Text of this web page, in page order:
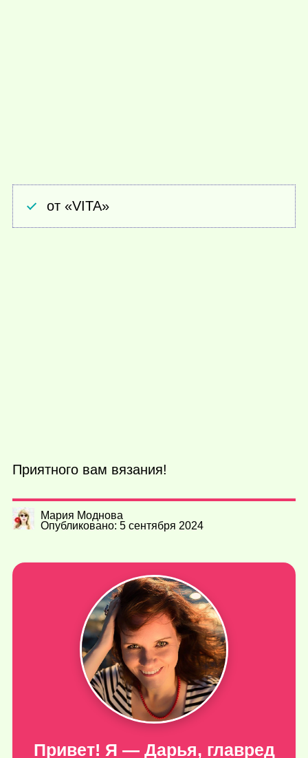
от «VITA»
Приятного вам вязания!
Мария Моднова
Опубликовано: 5 сентября 2024
Привет! Я — Дарья, главред